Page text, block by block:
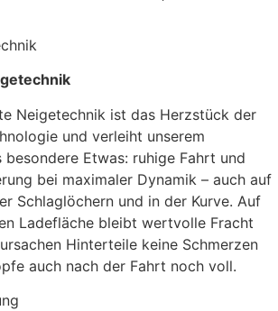
Neigetechnik ist das Herzstück der
und verleiht unserem
Etwas: ruhige Fahrt und
bei maximaler Dynamik – auch auf
Schlaglöchern und in der Kurve. Auf
Ladefläche bleibt wertvolle Fracht
Hinterteile keine Schmerzen
auch nach der Fahrt noch voll.